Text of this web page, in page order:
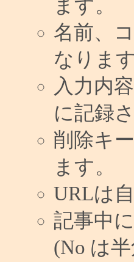
ます。
名前、
なります
入力内
に記録
削除キ
ます。
URLは
記事中
(No は